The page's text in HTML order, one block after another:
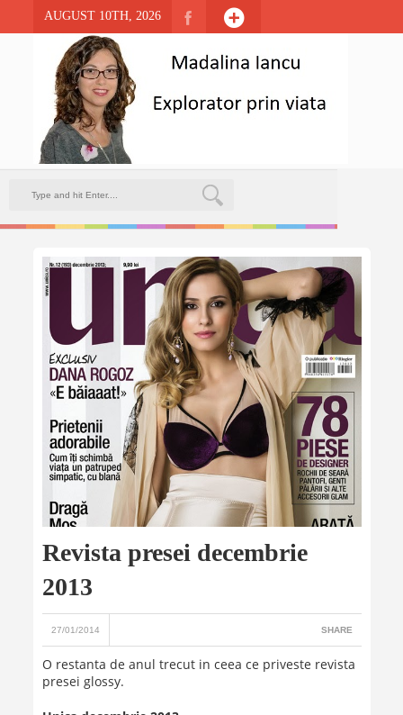
AUGUST 10TH, 2026
Revista presei decembrie
2013
27/01/2014 SHARE
O restanta de anul trecut in ceea ce priveste revista
presei glossy.